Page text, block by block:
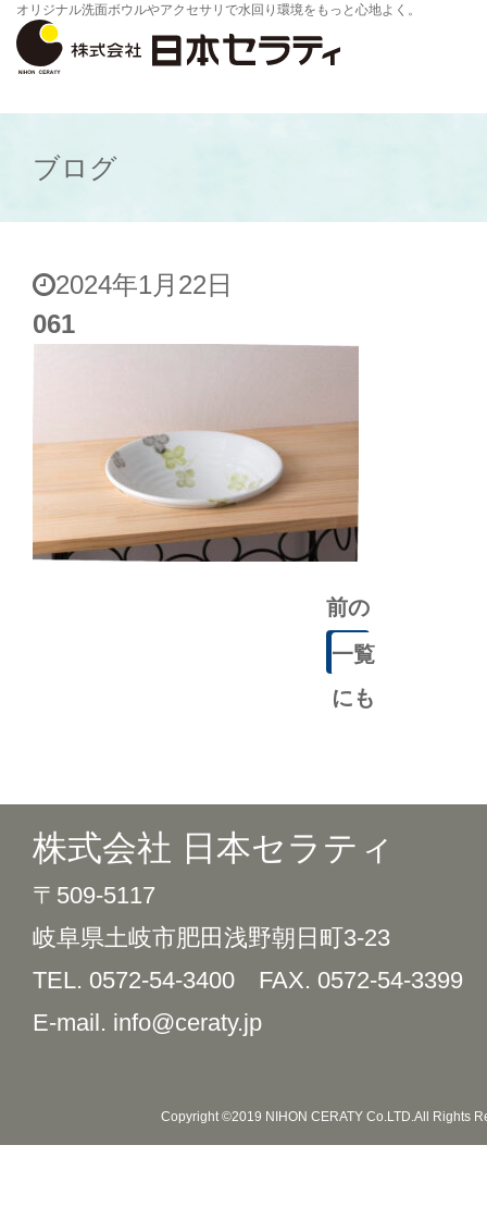
オリジナル洗面ボウルやアクセサリで水回り環境をもっと心地よく。
ブログ
2024年1月22日
061
前の
記事
一覧
にも
株式会社 日本セラティ
〒509-5117
岐阜県土岐市肥田浅野朝日町3-23
TEL. 0572-54-3400 FAX. 0572-54-3399
E-mail. info@ceraty.jp
Copyright ©2019 NIHON CERATY Co.LTD.All Rights